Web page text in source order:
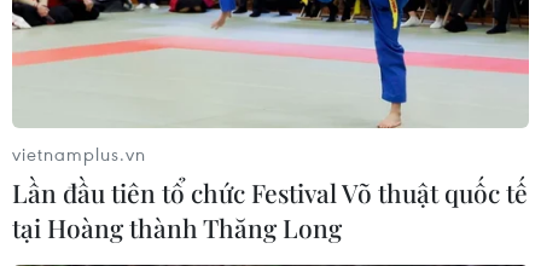
vietnamplus.vn
Lần đầu tiên tổ chức Festival Võ thuật quốc tế
tại Hoàng thành Thăng Long